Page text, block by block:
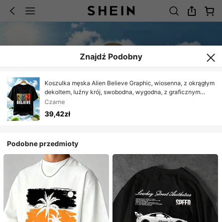
Znajdź Podobny
Koszulka męska Alien Believe Graphic, wiosenna, z okrągłym
dekoltem, luźny krój, swobodna, wygodna, z graficznym
wzorem
Czarne
39,42zł
Podobne przedmioty